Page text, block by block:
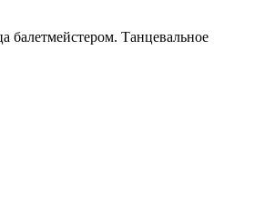
балетмейстером. Танцевальное